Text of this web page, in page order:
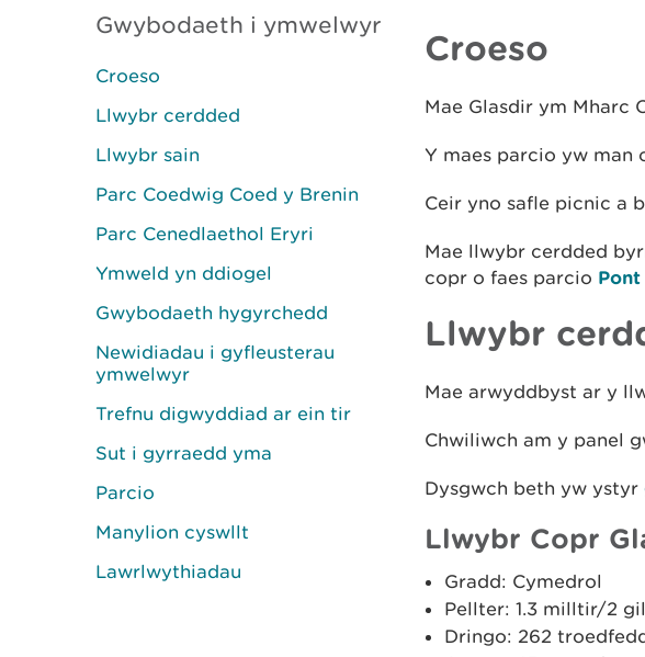
Gwybodaeth i ymwelwyr
Croeso
Llwybr cerdded
Llwybr sain
Parc Coedwig Coed y Brenin
Parc Cenedlaethol Eryri
Ymweld yn ddiogel
Gwybodaeth hygyrchedd
Newidiadau i gyfleusterau
ymwelwyr
Trefnu digwyddiad ar ein tir
Sut i gyrraedd yma
Parcio
Manylion cyswllt
Lawrlwythiadau
Croeso
Mae Glasdir ym Mharc
Y maes parcio yw
Ceir yno safle picnic a
Mae llwybr cerdded
copr o faes parcio
Llwybr
Mae arwyddbyst ar y
Chwiliwch am y panel
Dysgwch beth yw ystyr
Llwybr Copr
Gradd: Cymedrol
Pellter: 1.3 milltir/2
Dringo: 262